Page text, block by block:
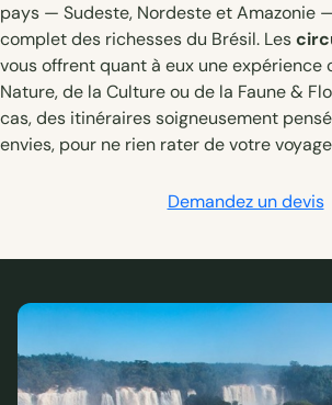
pays — Sudeste, Nordeste et Amazonie
complet des richesses du Brésil. Les
vous offrent quant à eux une expérience
Nature, de la Culture ou de la Faune &
cas, des itinéraires soigneusement
envies, pour ne rien rater de votre
Demandez un devis